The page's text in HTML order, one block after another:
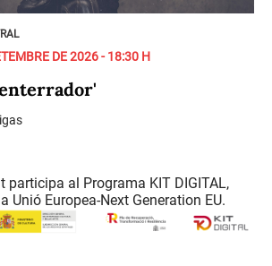
DE 2026 - 18:30 H
participa al Programa KIT DIGITAL,
Unió Europea-Next Generation EU.